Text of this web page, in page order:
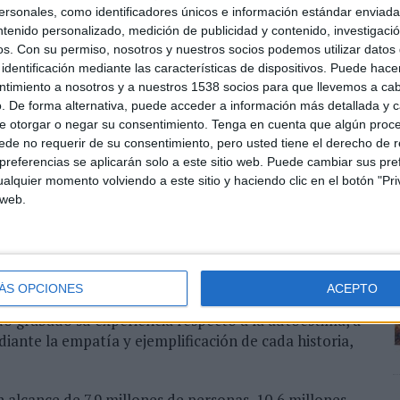
como identificadores únicos e información estándar
personalizado, medición de publicidad y contenido,
Con su permiso, nosotros y nuestros socios podemos utilizar datos
mediante las características de dispositivos. Puede
a nosotros y a nuestros 1538 socios para que llevemos a
De forma alternativa, puede acceder a información más detallada y
otorgar o negar su consentimiento. Tenga en cuenta que algún
no requerir de su consentimiento, pero usted tiene el derecho de
se aplicarán solo a este sitio web. Puede cambiar sus
momento volviendo a este sitio y haciendo clic en el botón
OPCIONES ACEPTO
adaptarlas a una visión más real e inclusiva de los
Para Eduard Resina, transmedia release manager
de marca que impacten de forma relevante y
y pasiones, queremos seguir trabajando en proyectos
diversidad, el respeto y la igualdad sean los pilares”
de contenido, con un branded content como
arte, expone alguno de los diferentes modelos de
mujeres que nos ofrece una representación diversa
de cuadros populares por parte de las
de Sandro Botticelli, ‘El nacimiento de Venus’;
venus del espejo’ de Velázquez y, por último, la
se convierte en ‘La Maja desnuda’
grabado su experiencia respecto a la autoestima, a
la empatía y ejemplificación de cada historia,